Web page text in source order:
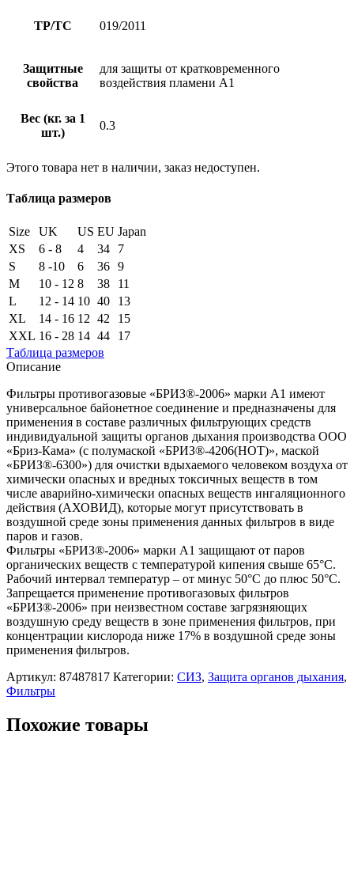
ТР/ТС 019/2011
Защитные
свойства
для защиты от кратковременного
воздействия пламени А1
Вес (кг. за 1
шт.)
0.3
Этого товара нет в наличии, заказ недоступен.
Таблица размеров
Size UK US EU Japan
XS
6 - 8 4 34
7
S
8 -10 6 36 9
M
10 - 12 8 38
11
L
12 - 14 10 40
13
XL
14 - 16 12 42
15
XXL 16 - 28 14 44
17
Таблица размеров
Описание
Фильтры противогазовые «БРИЗ®-2006» марки A1 имеют
универсальное байонетное соединение и предназначены для
применения в составе различных фильтрующих средств
индивидуальной защиты органов дыхания производства ООО
«Бриз-Кама» (с полумаской «БРИЗ®-4206(НОТ)», маской
«БРИЗ®-6300») для очистки вдыхаемого человеком воздуха от
химически опасных и вредных токсичных веществ в том
числе аварийно-химически опасных веществ ингаляционного
действия (АХОВИД), которые могут присутствовать в
воздушной среде зоны применения данных фильтров в виде
паров и газов.
Фильтры «БРИЗ®-2006» марки A1 защищают от паров
органических веществ с температурой кипения свыше 65°С.
Рабочий интервал температур – от минус 50°С до плюс 50°С.
Запрещается применение противогазовых фильтров
«БРИЗ®-2006» при неизвестном составе загрязняющих
воздушную среду веществ в зоне применения фильтров, при
концентрации кислорода ниже 17% в воздушной среде зоны
применения фильтров.
Артикул: 87487817 Категории: СИЗ, Защита органов дыхания,
Фильтры
Похожие товары